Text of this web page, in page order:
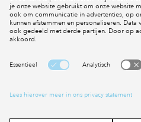
Social Media
Cookies